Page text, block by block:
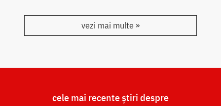
vezi mai multe »
cele mai recente știri despre